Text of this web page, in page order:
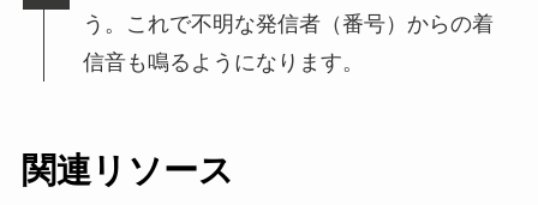
う。これで不明な発信者（番号）からの着
信音も鳴るようになります。
関連リソース